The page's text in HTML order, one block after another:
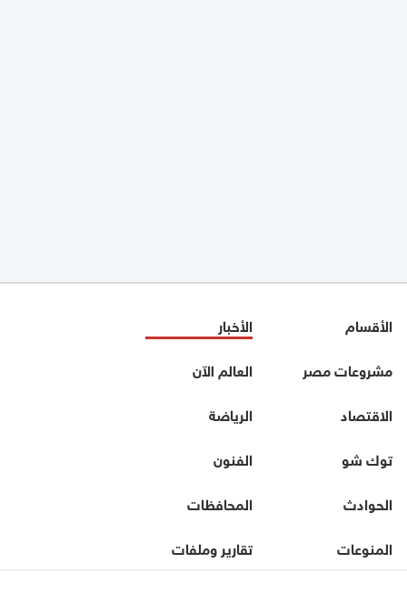
الأقسام
الأخبار
مشروعات مصر
العالم الآن
الاقتصاد
الرياضة
توك شو
الفنون
الحوادث
المحافظات
المنوعات
تقارير وملفات